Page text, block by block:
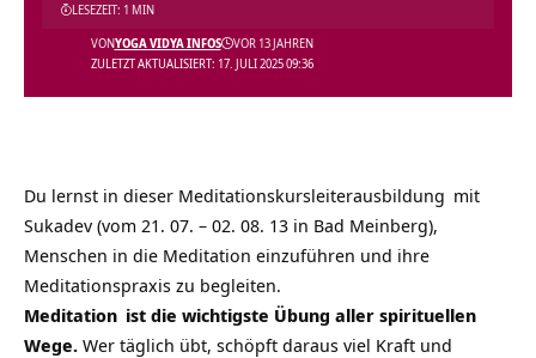
ZULETZT AKTUALISIERT: 17. JULI 2025 09:36
VONYOGA VIDYA INFOS VOR 13 JAHREN
LESEZEIT: 1 MIN
Du lernst in dieser Meditationskursleiterausbildung mit
Sukadev (vom 21. 07. – 02. 08. 13 in Bad Meinberg),
Menschen in die Meditation einzuführen und ihre
Meditationspraxis zu begleiten.
Meditation ist die wichtigste Übung aller spirituellen
Wege. Wer täglich übt, schöpft daraus viel Kraft und